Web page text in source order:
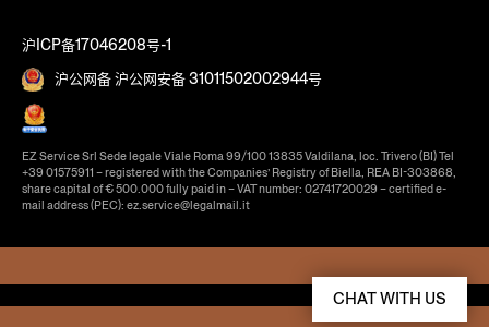
沪ICP备17046208号-1
沪公网备 沪公网安备 31011502002944号
EZ Service Srl Sede legale Viale Roma 99/100 13835 Valdilana, loc. Trivero (BI) Tel
+39 01575911 – registered with the Companies’ Registry of Biella, REA BI-303868,
share capital of € 500.000 fully paid in – VAT number: 02741720029 – certified e-
mail address (PEC): ez.service@legalmail.it
CHAT WITH US